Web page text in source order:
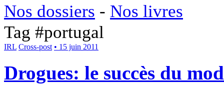
Nos dossiers - Nos livres
Tag #portugal
IRL Cross-post • 15 juin 2011
Drogues: le succès du